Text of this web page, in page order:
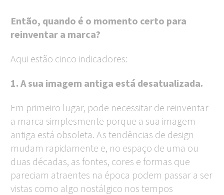
Então, quando é o momento certo para
reinventar a marca?
Aqui estão cinco indicadores:
1. A sua imagem antiga está desatualizada.
Em primeiro lugar, pode necessitar de reinventar
a marca simplesmente porque a sua imagem
antiga está obsoleta. As tendências de design
mudam rapidamente e, no espaço de uma ou
duas décadas, as fontes, cores e formas que
pareciam atraentes na época podem passar a ser
vistas como algo nostálgico nos tempos